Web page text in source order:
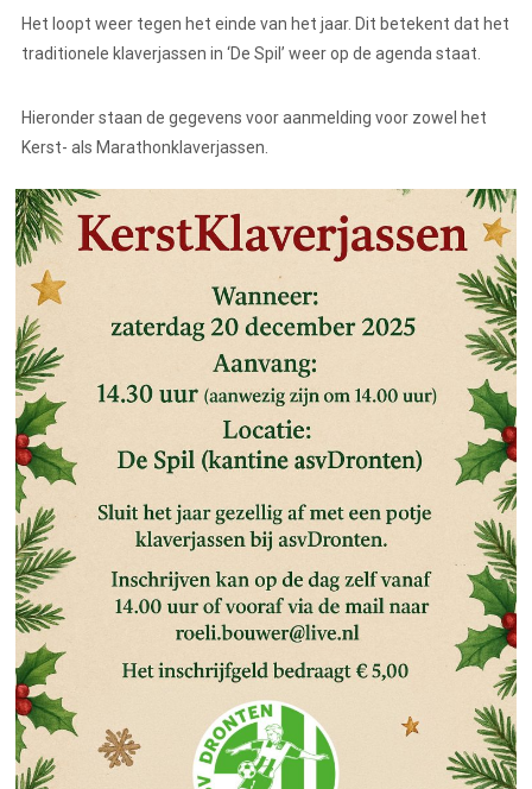
Het loopt weer tegen het einde van het jaar. Dit betekent dat het
traditionele klaverjassen in ‘De Spil’ weer op de agenda staat.
Hieronder staan de gegevens voor aanmelding voor zowel het
Kerst- als Marathonklaverjassen.